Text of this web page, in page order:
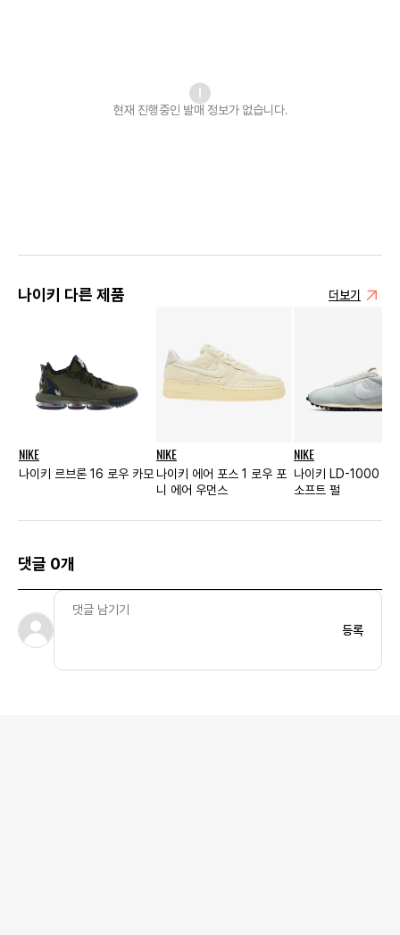
현재 진행중인 발매 정보가 없습니다.
나이키 다른 제품 더보기
NIKE
나이키 르브론 16 로우 카모
NIKE
나이키 에어 포스 1 로우 포
니 에어 우먼스
NIKE
나이키 LD-1000 원
소프트 펄
댓글 0개
등록